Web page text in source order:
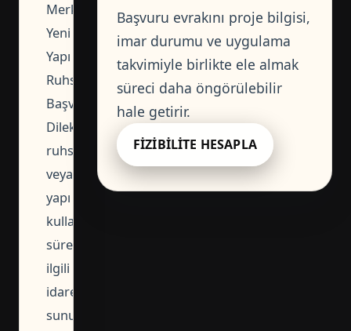
Merkezefendi
Yeni
Yapı
Ruhsatı
Başvuru
Dilekçesi,
ruhsat
veya
yapı
kullanma
sürecinde
ilgili
idareye
sunulacak
Başvuru evrakını proje bilgisi,
imar durumu ve uygulama
takvimiyle birlikte ele almak
süreci daha öngörülebilir
hale getirir.
FIZIBILITE HESAPLA